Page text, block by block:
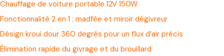
Chauffage de voiture portable 12V 150W
Fonctionnalité 2 en 1 : madfée et miroir dégivreur
Désign kroui dour 360 degrés pour un flux d’air précis
Élimination rapide du givrage et du brouillard